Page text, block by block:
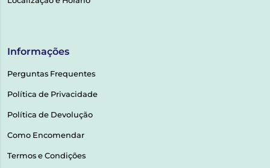
Informações
Perguntas Frequentes
Política de Privacidade
Política de Devolução
Como Encomendar
Termos e Condições